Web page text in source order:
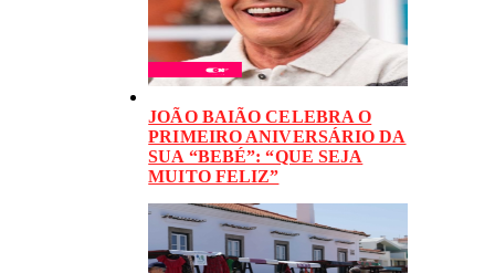
JOÃO BAIÃO CELEBRA O
PRIMEIRO ANIVERSÁRIO DA
SUA “BEBÉ”: “QUE SEJA
MUITO FELIZ”